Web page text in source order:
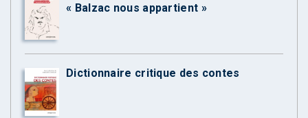
« Balzac nous appartient »
Dictionnaire critique des contes